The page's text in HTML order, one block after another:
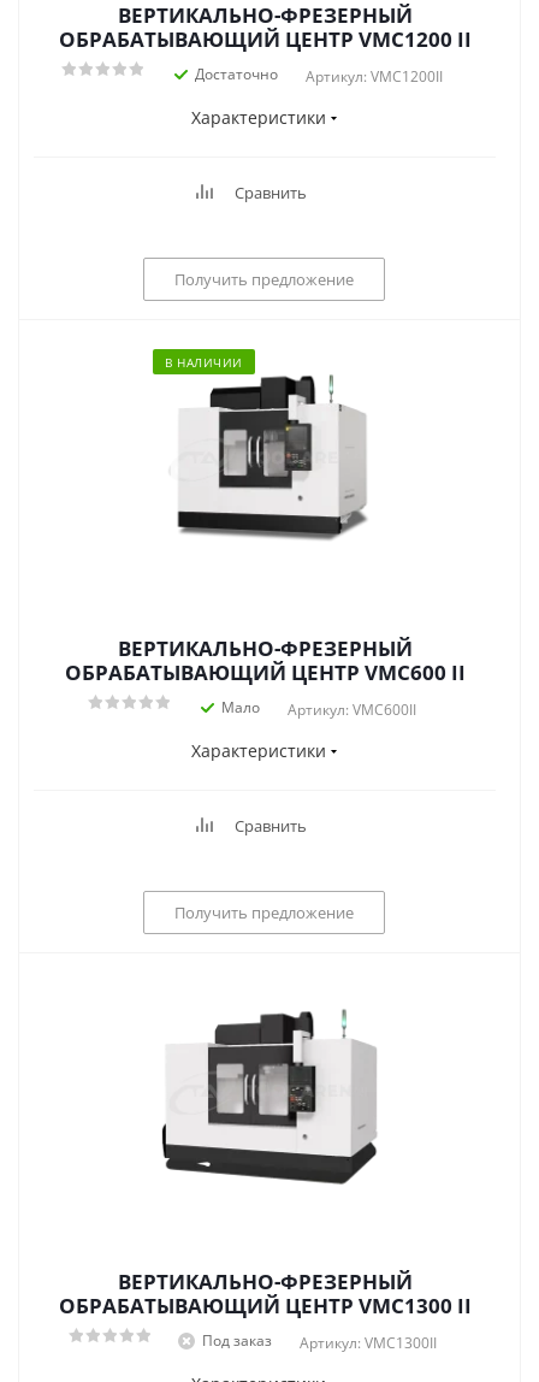
ВЕРТИКАЛЬНО-ФРЕЗЕРНЫЙ
ОБРАБАТЫВАЮЩИЙ ЦЕНТР VMC1200 II
Достаточно Артикул: VMC1200II
Характеристики
Сравнить
Получить предложение
В НАЛИЧИИ
ВЕРТИКАЛЬНО-ФРЕЗЕРНЫЙ
ОБРАБАТЫВАЮЩИЙ ЦЕНТР VMC600 II
Мало Артикул: VMC600II
Характеристики
Сравнить
Получить предложение
ВЕРТИКАЛЬНО-ФРЕЗЕРНЫЙ
ОБРАБАТЫВАЮЩИЙ ЦЕНТР VMC1300 II
Под заказ Артикул: VMC1300II